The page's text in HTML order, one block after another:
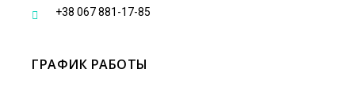
+38 067 881-17-85
ГРАФИК РАБОТЫ